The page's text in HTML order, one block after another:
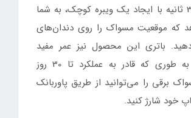
چرا که هر 30 ثانیه با ایجاد یک ویبره کوچک، به شما
که موقعیت مسواک را روی دندان‌های
باتری این محصول نیز عمر مفید
بالایی دارد به طوری که قادر به عملکرد تا 30 روز
برقی را می‌توانید از طریق پاوربانک
خود شارژ کنید.